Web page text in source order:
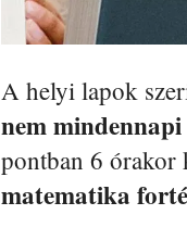
A helyi lapok
nem
pontban 6 órakor
matematika